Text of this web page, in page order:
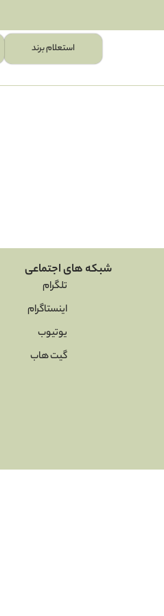
استعلام برند
شبکه های اجتماعی
تلگرام
اینستاگرام
یوتیوب
گیت هاب